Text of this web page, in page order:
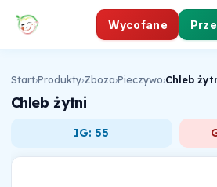
Wycofane
Start›Produkty›Zboza›Pieczywo›Chleb
Chleb żytni
IG: 55